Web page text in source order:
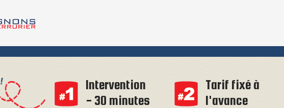
Intervention
- 30 minutes
Tarif fixé à
l'avance